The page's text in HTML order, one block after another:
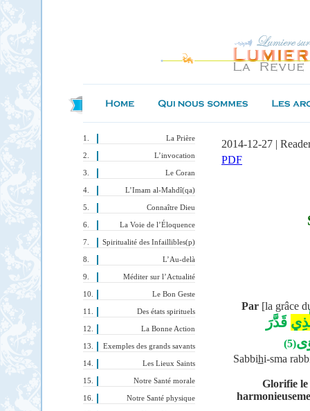
La Prière
L’invocation
Le Coran
L’Imam al-Mahdî(qa)
Connaître Dieu
La Voie de l’Éloquence
Spiritualité des Infaillibles(p)
L’Au-delà
Méditer sur l’Actualité
Le Bon Geste
Des états spirituels
La Bonne Action
Exemples des grands savants
Les Lieux Saints
Notre Santé morale
Notre Santé physique
2014-12-27 |
PDF
Par [la grâce
قَدَّرَ
(5)
Sabbihi-sma
Glorifie le